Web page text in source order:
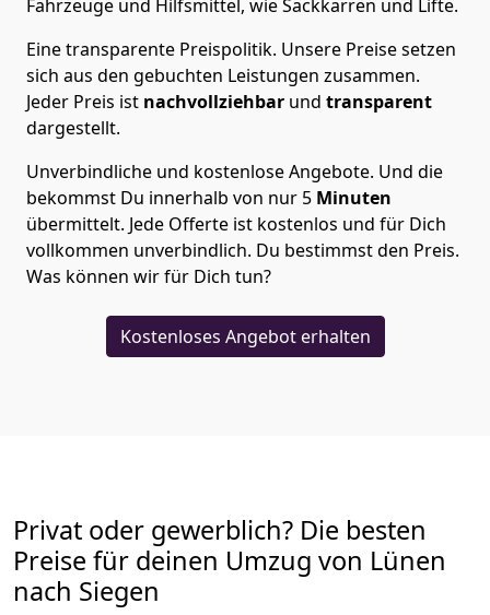
Fahrzeuge und Hilfsmittel, wie Sackkarren und Lifte.
Eine transparente Preispolitik. Unsere Preise setzen
sich aus den gebuchten Leistungen zusammen.
Jeder Preis ist nachvollziehbar und transparent
dargestellt.
Unverbindliche und kostenlose Angebote. Und die
bekommst Du innerhalb von nur 5 Minuten
übermittelt. Jede Offerte ist kostenlos und für Dich
vollkommen unverbindlich. Du bestimmst den Preis.
Was können wir für Dich tun?
Kostenloses Angebot erhalten
Privat oder gewerblich? Die besten
Preise für deinen Umzug von Lünen
nach Siegen